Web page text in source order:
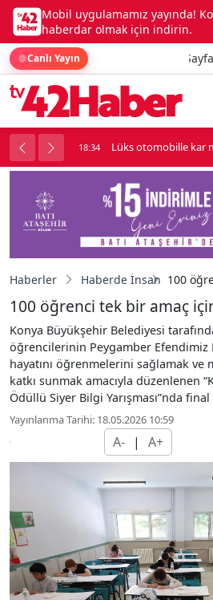
Mobil uygulamamız yayında!
haberdar olmak için indirin.
Canlı Yayın Ana Sayfa
kavga çıktı 18:34 Lüks otomobille kar
Haberler Haberde İnsan 100
100 öğrenci tek bir amaç
Konya Büyükşehir Belediyesi
öğrencilerinin Peygamber Efendimiz
hayatını öğrenmelerini sağlamak ve
katkı sunmak amacıyla düzenlenen
Ödüllü Siyer Bilgi Yarışması”nda final
Yayınlanma Tarihi: 18.05.2026 10:59
A- | A+